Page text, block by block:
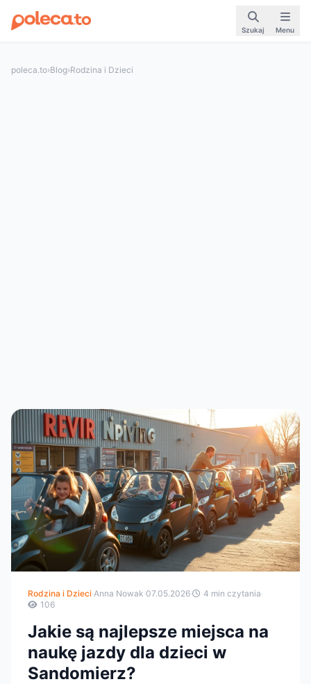
Szukaj Menu
poleca.to›Blog›Rodzina i Dzieci
Rodzina i Dzieci·Anna Nowak·07.05.2026· 4 min czytania·
106
Jakie są najlepsze miejsca na
naukę jazdy dla dzieci w
Sandomierz?